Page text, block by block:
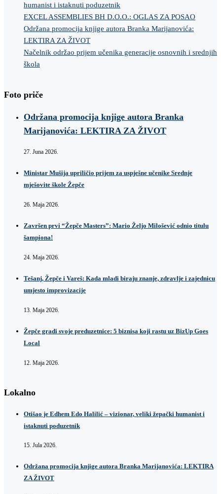
humanist i istaknuti poduzetnik
EXCEL ASSEMBLIES BH D.O.O.: OGLAS ZA POSAO
Održana promocija knjige autora Branka Marijanovića:
LEKTIRA ZA ŽIVOT
Načelnik održao prijem učenika generacije osnovnih i srednjih
škola
Foto priče
Održana promocija knjige autora Branka
Marijanovića: LEKTIRA ZA ŽIVOT
27. Juna 2026.
Ministar Mušija upriličio prijem za uspješne učenike Srednje
mješovite škole Žepče
26. Maja 2026.
Završen prvi “Žepče Masters”: Mario Željo Milošević odnio titulu
šampiona!
24. Maja 2026.
Tešanj, Žepče i Vareš: Kada mladi biraju znanje, zdravlje i zajednicu
umjesto improvizacije
13. Maja 2026.
Žepče gradi svoje preduzetnice: 5 biznisa koji rastu uz BizUp Goes
Local
12. Maja 2026.
Lokalno
Otišao je Edhem Edo Halilić – vizionar, veliki žepački humanist i
istaknuti poduzetnik
15. Jula 2026.
Održana promocija knjige autora Branka Marijanovića: LEKTIRA
ZA ŽIVOT